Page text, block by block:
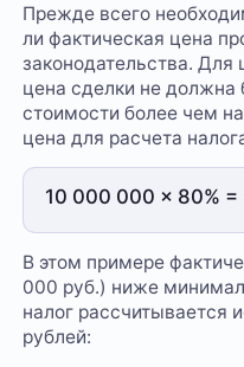
Прежде всего
ли фактическая цена
законодательства. Для
цена сделки не
стоимости более чем
цена для расчета
10 000 000 × 80%
В этом примере
000 руб.) ниже
налог
рублей: